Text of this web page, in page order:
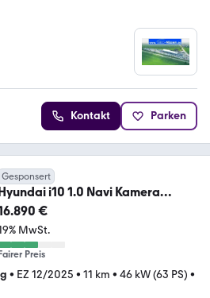
Kontakt Parken
Gesponsert
i10 1.0 Navi Kamera
€
MwSt.
Preis
• EZ 12/2025 • 11 km • 46 kW (63 PS) •